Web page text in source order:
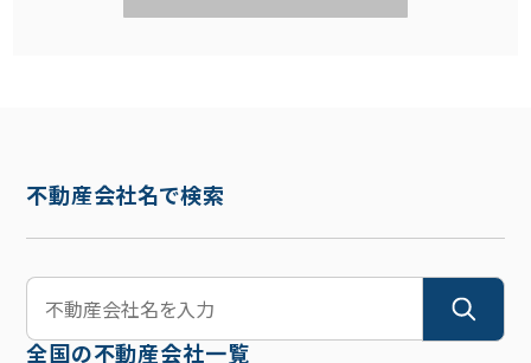
不動産会社名で検索
全国の不動産会社一覧